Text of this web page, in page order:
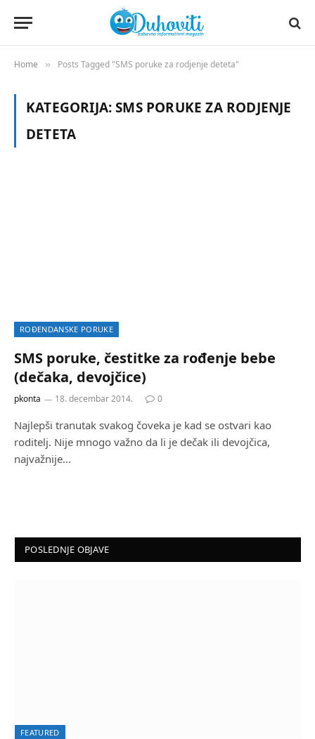
Home » Posts Tagged "SMS poruke za rodjenje deteta"
KATEGORIJA:SMS PORUKE ZA RODJENJE
DETETA
ROĐENDANSKE PORUKE
SMS poruke, čestitke za rođenje bebe
(dečaka, devojčice)
pkonta 18. decembar 2014. 0
Najlepši tranutak svakog čoveka je kad se ostvari kao
roditelj. Nije mnogo važno da li je dečak ili devojčica,
najvažnije…
POSLEDNJE OBJAVE
FEATURED